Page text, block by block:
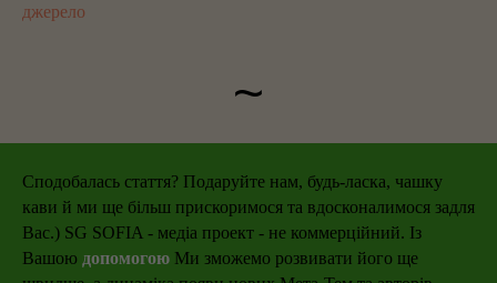
джерело
~
Сподобалась стаття? Подаруйте нам, будь-ласка, чашку
кави й ми ще більш прискоримося та вдосконалимося задля
Вас.) SG SOFIA - медіа проект - не коммерційний. Із
Вашою допомогою Ми зможемо розвивати його ще